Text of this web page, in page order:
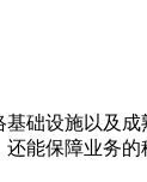
础设施以及成
能保障业务的